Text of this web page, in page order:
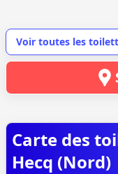
Voir toutes les
Carte des
Hecq (Nord)